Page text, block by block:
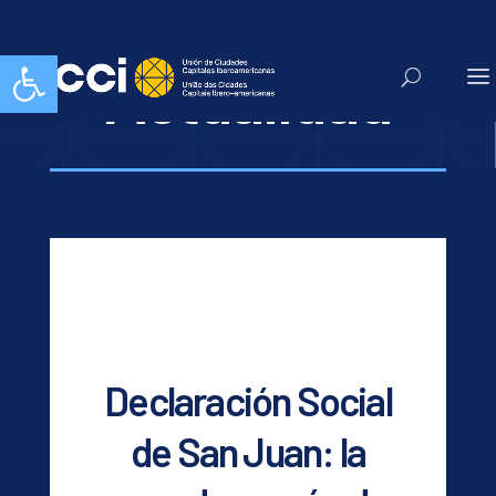
Abrir barra de herramientas
Actualidad
Declaración Social
de San Juan: la